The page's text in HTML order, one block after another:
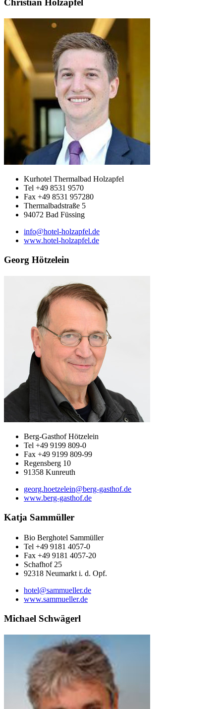
Kurhotel Thermalbad Holzapfel
Tel +49 8531 9570
Fax +49 8531 957280
Thermalbadstraße 5
94072 Bad Füssing
info@hotel-holzapfel.de
www.hotel-holzapfel.de
Georg Hötzelein
Berg-Gasthof Hötzelein
Tel +49 9199 809-0
Fax +49 9199 809-99
Regensberg 10
91358 Kunreuth
georg.hoetzelein@berg-gasthof.de
www.berg-gasthof.de
Katja Sammüller
Bio Berghotel Sammüller
Tel +49 9181 4057-0
Fax +49 9181 4057-20
Schafhof 25
92318 Neumarkt i. d. Opf.
hotel@sammueller.de
www.sammueller.de
Michael Schwägerl